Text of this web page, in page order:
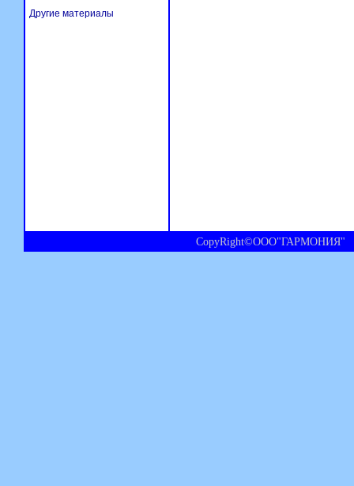
Другие материалы